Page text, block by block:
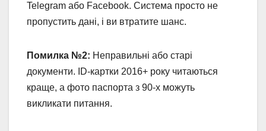
Telegram або Facebook. Система просто не
пропустить дані, і ви втратите шанс.
Помилка №2: Неправильні або старі
документи. ID-картки 2016+ року читаються
краще, а фото паспорта з 90-х можуть
викликати питання.